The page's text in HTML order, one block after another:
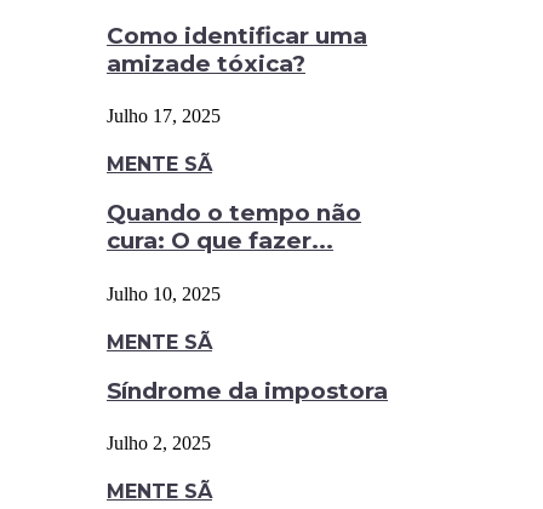
Como identificar uma
amizade tóxica?
Julho 17, 2025
MENTE SÃ
Quando o tempo não
cura: O que fazer...
Julho 10, 2025
MENTE SÃ
Síndrome da impostora
Julho 2, 2025
MENTE SÃ